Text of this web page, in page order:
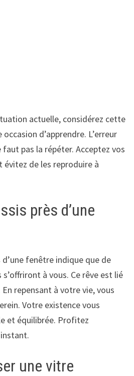
actuelle, considérez cette
d’apprendre. L’erreur
pas la répéter. Acceptez vos
évitez de les reproduire à
près d’une
d’une fenêtre indique que de
à vous. Ce rêve est lié
repensant à votre vie, vous
Votre existence vous
et équilibrée. Profitez
une vitre